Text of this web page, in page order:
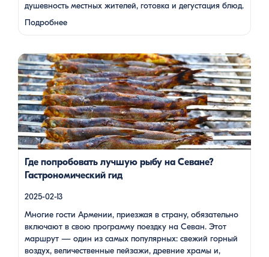
душевность местных жителей, готовка и дегустация блюд.
Путешествие под завораживающие мелодии дудука
Дживана Гаспаряна стало настоящим погружением …
Подробнее
Многие гости Армении, приезжая в страну, обязательно
включают в свою программу поездку на Севан. Этот
маршрут — один из самых популярных: свежий горный
воздух, величественные пейзажи, древние храмы и, конечно
же, местная кухня. На Севане можно посетить Севанаванк
— знаменитый монастырь IX века, расположенный на
полуострове, а также Айраванк, который менее известен, но
не менее […]
Где попробовать лучшую рыбу на Севане?
Гастрономический гид
2025-02-13
Многие гости Армении, приезжая в страну, обязательно
включают в свою программу поездку на Севан. Этот
маршрут — один из самых популярных: свежий горный
воздух, величественные пейзажи, древние храмы и,